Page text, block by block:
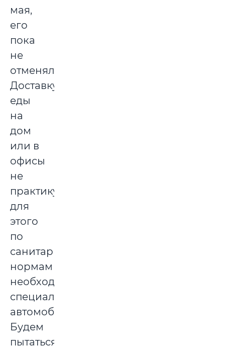
мая,
его
пока
не
отменяли.
Доставку
еды
на
дом
или в
офисы
не
практикуем,
для
этого
по
санитарным
нормам
необходим
специальный
автомобиль.
Будем
пытаться